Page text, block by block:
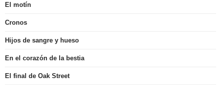
El motín
Cronos
Hijos de sangre y hueso
En el corazón de la bestia
El final de Oak Street